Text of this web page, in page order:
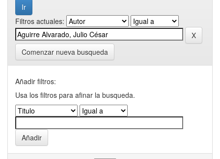
Filtros actuales:
Comenzar nueva busqueda
Añadir filtros:
Usa los filtros para afinar la busqueda.